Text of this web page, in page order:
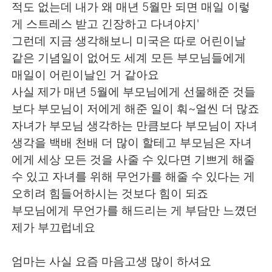
적도 없는데 내가 왜 매년 5월만 되면 매일 이렇
게 스트레스 받고 긴장하고 다녀야지'
그런데 지금 생각해보니 미국은 따로 어린이날
같은 기념일이 없어도 세계 모든 부모님들에게
매일이 어린이날인 거 같아요
사실 제가 매년 5월에 부모님에게 선물해준 것들
보다 부모님이 저에게 해준 일이 훠~얼씬 더 많죠
자녀가 부모님 생각하는 만큼보다 부모님이 자녀
생각을 백배 천배 더 많이 할테고 부모님은 자녀
에게 세상 모든 것을 사줄 수 있다면 기쁘게 해줄
수 있고 자녀를 위해 무언가를 해줄 수 있다는 게
오히려 힘들어하시는 것보다 힘이 되죠
부모님에게 무언가를 해드리는 게 부담만 느꼈던
제가 부끄럽네요
엄마는 사실 요즘 마음고생 많이 하셔요